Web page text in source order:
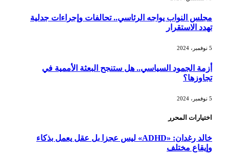
مجلس النواب يواجه الرئاسي.. تحالفات وإجراءات جدلية
تهدد الاستقرار
أزمة الجمود السياسي.. هل ستنجح البعثة الأممية في
تجاوزها؟
اختيارات المحرر
خالد رغدان: «ADHD» ليس عجزا بل عقل يعمل بذكاء
وإيقاع مختلف